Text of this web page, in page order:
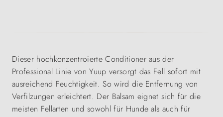
Dieser hochkonzentroierte Conditioner aus der
Professional Linie von Yuup versorgt das Fell sofort mit
ausreichend Feuchtigkeit. So wird die Entfernung von
Verfilzungen erleichtert. Der Balsam eignet sich für die
meisten Fellarten und sowohl für Hunde als auch für